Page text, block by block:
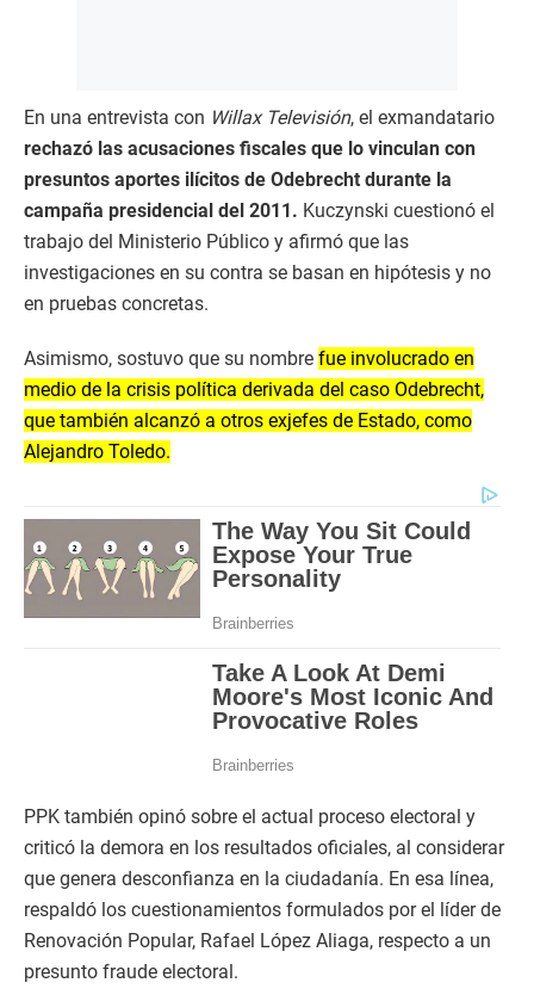
En una entrevista con Willax Televisión, el exmandatario
rechazó las acusaciones fiscales que lo vinculan con
presuntos aportes ilícitos de Odebrecht durante la
campaña presidencial del 2011. Kuczynski cuestionó el
trabajo del Ministerio Público y afirmó que las
investigaciones en su contra se basan en hipótesis y no
en pruebas concretas.
Asimismo, sostuvo que su nombre fue involucrado en
medio de la crisis política derivada del caso Odebrecht,
que también alcanzó a otros exjefes de Estado, como
Alejandro Toledo.
PPK también opinó sobre el actual proceso electoral y
criticó la demora en los resultados oficiales, al considerar
que genera desconfianza en la ciudadanía. En esa línea,
respaldó los cuestionamientos formulados por el líder de
Renovación Popular, Rafael López Aliaga, respecto a un
presunto fraude electoral.